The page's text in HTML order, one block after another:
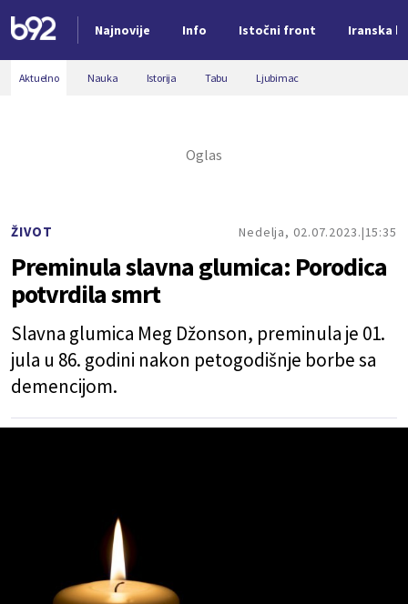
Najnovije Info Istočni front Iranska
Nova vest
Aktuelno Nauka Istorija Tabu Ljubimac
ŽIVOT Nedelja, 02.07.2023. 15:35
Preminula slavna glumica: Porodica
potvrdila smrt
Slavna glumica Meg Džonson, preminula je 01.
jula u 86. godini nakon petogodišnje borbe sa
demencijom.